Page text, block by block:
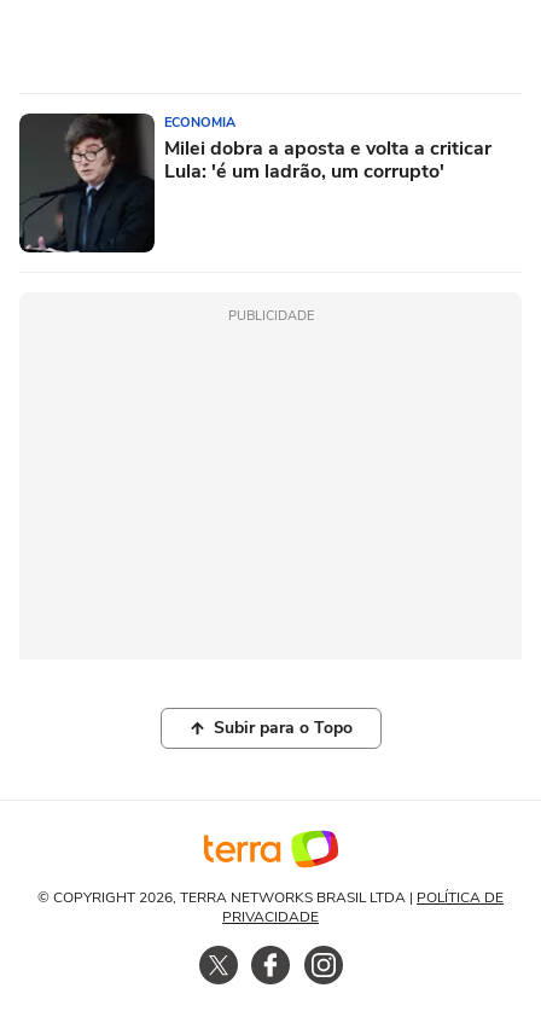
ECONOMIA
Milei dobra a aposta e volta a criticar
Lula: 'é um ladrão, um corrupto'
PUBLICIDADE
Subir para o Topo
© COPYRIGHT 2026, TERRA NETWORKS BRASIL LTDA | POLÍTICA DE
PRIVACIDADE